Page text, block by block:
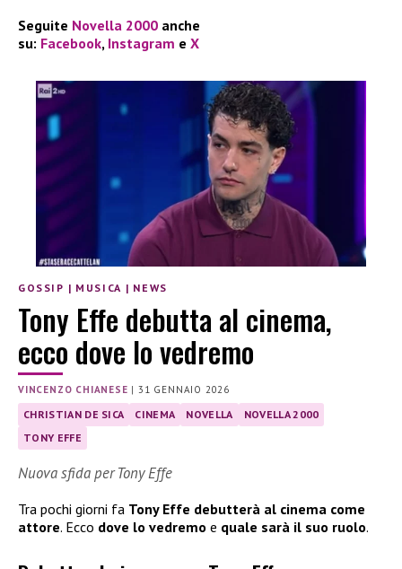
Seguite Novella 2000 anche
su: Facebook, Instagram e X
GOSSIP | MUSICA | NEWS
Tony Effe debutta al cinema,
ecco dove lo vedremo
VINCENZO CHIANESE |31 GENNAIO 2026
CHRISTIAN DE SICA CINEMA NOVELLA
NOVELLA 2000
TONY EFFE
Nuova sfida per Tony Effe
Tra pochi giorni fa Tony Effe debutterà al cinema come
attore. Ecco dove lo vedremo e quale sarà il suo ruolo.